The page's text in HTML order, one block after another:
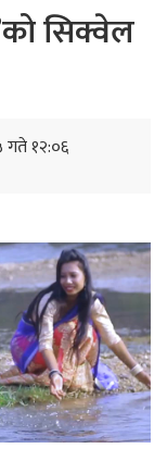
सिक्वेल
गते १२:०६